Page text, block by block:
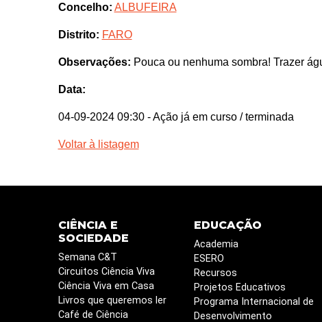
Concelho: ALBUFEIRA
Distrito: FARO
Observações: Pouca ou nenhuma sombra! Trazer
Data:
04-09-2024 09:30 - Ação já em curso / terminada
Voltar à listagem
CIÊNCIA E
SOCIEDADE
Semana C&T
Circuitos Ciência Viva
Ciência Viva em Casa
Livros que queremos ler
Café de Ciência
EDUCAÇÃO
Academia
ESERO
Recursos
Projetos Educativos
Programa Internacional de
Desenvolvimento